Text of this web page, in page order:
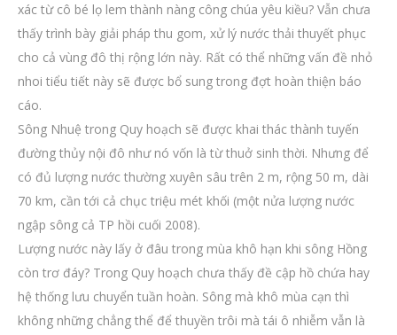
xác từ cô bé lọ lem thành nàng công chúa yêu kiều? Vẫn chưa
thấy trình bày giải pháp thu gom, xử lý nước thải thuyết phục
cho cả vùng đô thị rộng lớn này. Rất có thể những vấn đề nhỏ
nhoi tiểu tiết này sẽ được bổ sung trong đợt hoàn thiện báo
cáo.
Sông Nhuệ trong Quy hoạch sẽ được khai thác thành tuyến
đường thủy nội đô như nó vốn là từ thuở sinh thời. Nhưng để
có đủ lượng nước thường xuyên sâu trên 2 m, rộng 50 m, dài
70 km, cần tới cả chục triệu mét khối (một nửa lượng nước
ngập sông cả TP hồi cuối 2008).
Lượng nước này lấy ở đâu trong mùa khô hạn khi sông Hồng
còn trơ đáy? Trong Quy hoạch chưa thấy đề cập hồ chứa hay
hệ thống lưu chuyển tuần hoàn. Sông mà khô mùa cạn thì
không những chẳng thể để thuyền trôi mà tái ô nhiễm vẫn là